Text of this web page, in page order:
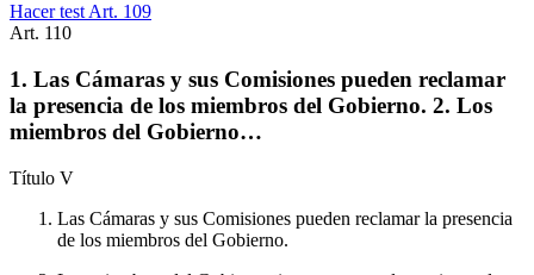
Hacer test Art. 109
Art. 110
1. Las Cámaras y sus Comisiones pueden reclamar
la presencia de los miembros del Gobierno. 2. Los
miembros del Gobierno…
Título V
Las Cámaras y sus Comisiones pueden reclamar la presencia
de los miembros del Gobierno.